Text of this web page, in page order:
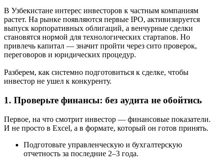
В Узбекистане интерес инвесторов к частным компаниям
растет. На рынке появляются первые IPO, активизируется
выпуск корпоративных облигаций, а венчурные сделки
становятся нормой для технологических стартапов. Но
привлечь капитал — значит пройти через сито проверок,
переговоров и юридических процедур.
Разберем, как системно подготовиться к сделке, чтобы
инвестор не ушел к конкуренту.
1. Проверьте финансы: без аудита не обойтись
Первое, на что смотрит инвестор — финансовые показатели.
И не просто в Excel, а в формате, который он готов принять.
Подготовьте управленческую и бухгалтерскую
отчетность за последние 2–3 года.